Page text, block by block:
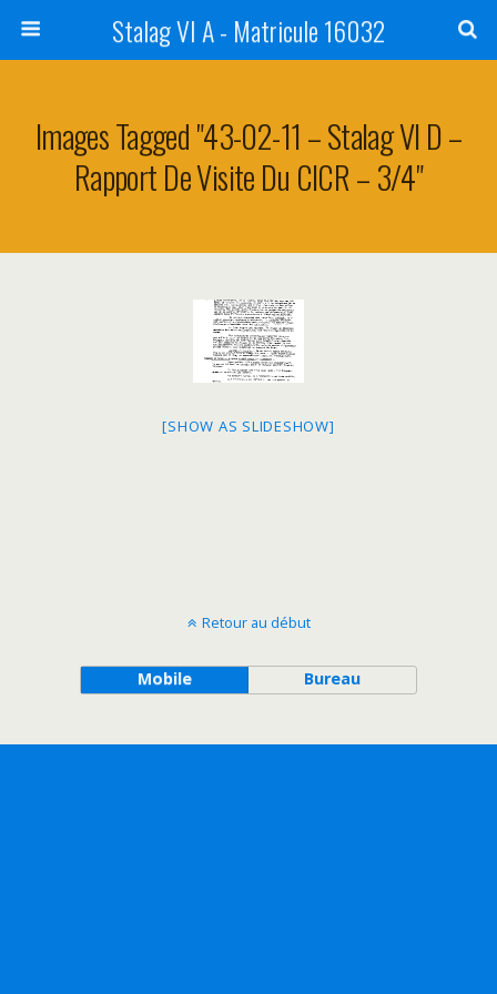
Stalag VI A - Matricule 16032
Images Tagged "43-02-11 – Stalag VI D –
Rapport De Visite Du CICR – 3/4"
[SHOW AS SLIDESHOW]
Retour au début
Mobile Bureau